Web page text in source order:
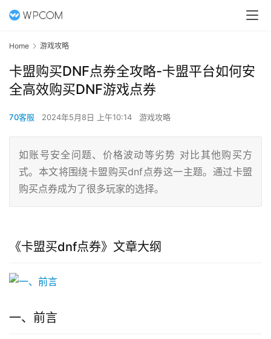
Home 游戏攻略
卡盟购买DNF点券全攻略-卡盟平台如何安
全高效购买DNF游戏点券
70客服 2024年5月8日 上午10:14 游戏攻略
如账号安全问题、价格波动等劣势 对比其他购买方
式。本文将围绕卡盟购买dnf点券这一主题。通过卡盟
购买点券成为了很多玩家的选择。
《卡盟买dnf点券》文章大纲
一、前言